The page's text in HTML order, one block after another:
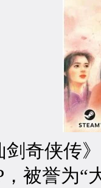
剑奇侠传
，被誉为“